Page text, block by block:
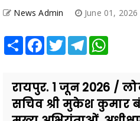
News Admin June 01, 2026
Share Facebook
TwitterTelegram
रायपुर. 1 जून 2026 /
सचिव श्री मुकेश